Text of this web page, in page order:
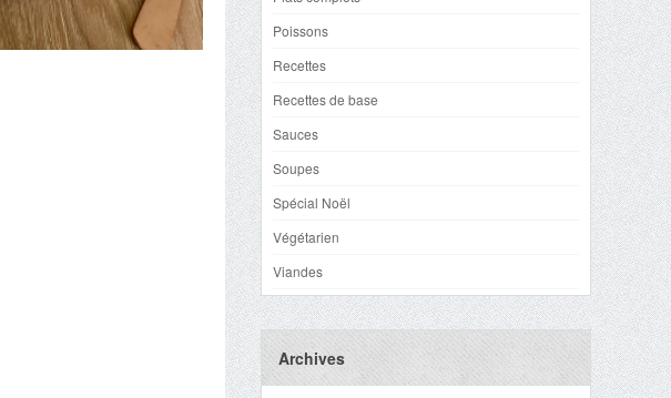
Poissons
Recettes
Recettes de base
Sauces
Soupes
Spécial Noël
Végétarien
Viandes
Archives